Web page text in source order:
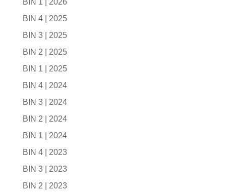
BIN 1 | 2026
BIN 4 | 2025
BIN 3 | 2025
BIN 2 | 2025
BIN 1 | 2025
BIN 4 | 2024
BIN 3 | 2024
BIN 2 | 2024
BIN 1 | 2024
BIN 4 | 2023
BIN 3 | 2023
BIN 2 | 2023